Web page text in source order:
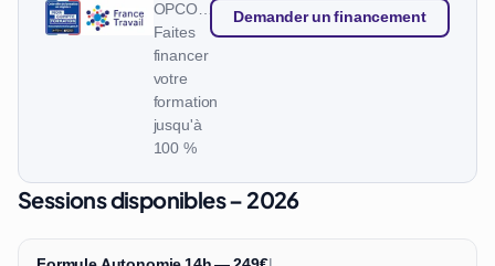
OPCO…
Faites
financer
votre
formation
jusqu'à
100 %
Demander un financement
Sessions disponibles – 2026